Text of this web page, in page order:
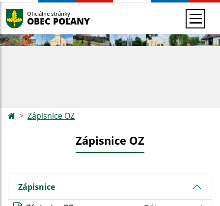
Oficiálne stránky
OBEC POĽANY
Zápisnice OZ
Zápisnice OZ
Zápisnice